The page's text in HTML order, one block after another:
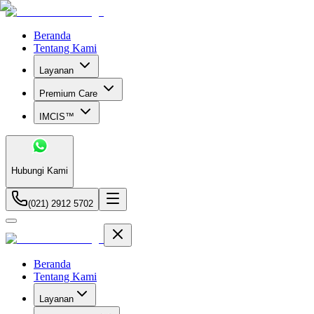
Beranda
Tentang Kami
Layanan
Premium Care
IMCIS™
Hubungi Kami
(021) 2912 5702
Beranda
Tentang Kami
Layanan